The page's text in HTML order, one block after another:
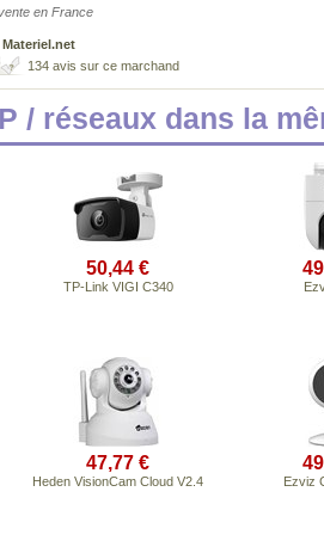
en France
Materiel.net
134 avis sur ce marchand
/ réseaux dans la
50,44 €
TP-Link VIGI C340
47,77 €
Heden VisionCam Cloud V2.4 Ezviz